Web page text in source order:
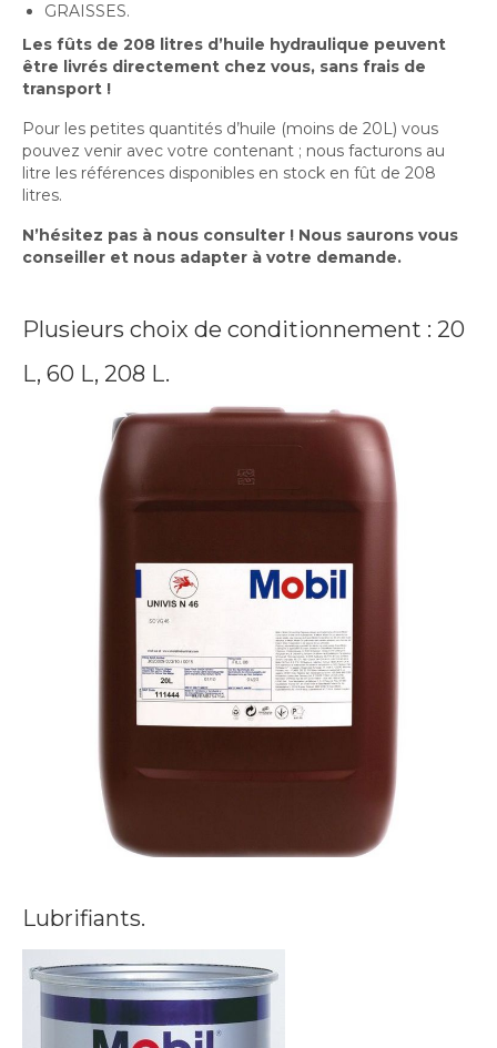
GRAISSES.
Les fûts de 208 litres d’huile hydraulique peuvent
être livrés directement chez vous, sans frais de
transport !
Pour les petites quantités d’huile (moins de 20L) vous
pouvez venir avec votre contenant ; nous facturons au
litre les références disponibles en stock en fût de 208
litres.
N’hésitez pas à nous consulter ! Nous saurons vous
conseiller et nous adapter à votre demande.
Plusieurs choix de conditionnement : 20
L, 60 L, 208 L.
Lubrifiants.